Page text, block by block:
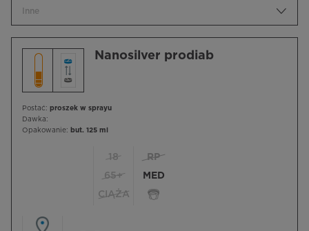
Inne
Nanosilver prodiab
Postać: proszek w sprayu
Dawka:
Opakowanie: but. 125 ml
18
65+
CIĄŻA
RP
MED